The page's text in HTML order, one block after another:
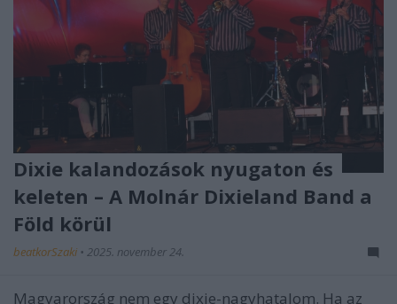
Dixie kalandozások nyugaton és
keleten – A Molnár Dixieland Band a
Föld körül
beatkorSzaki • 2025. november 24.
Magyarország nem egy dixie-nagyhatalom. Ha az